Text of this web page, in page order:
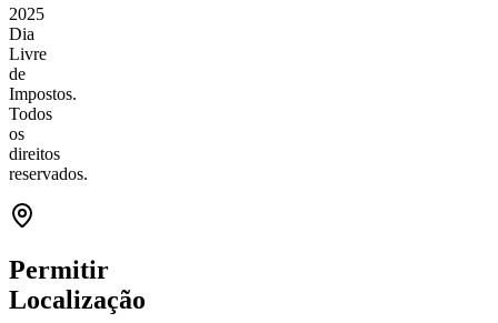
2025
Dia
Livre
de
Impostos.
Todos
os
direitos
reservados.
Permitir
Localização